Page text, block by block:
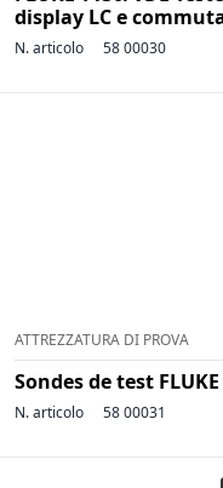
display LC e
N. articolo 58 00030
ATTREZZATURA DI PROVA
Sondes de test
N. articolo 58 00031